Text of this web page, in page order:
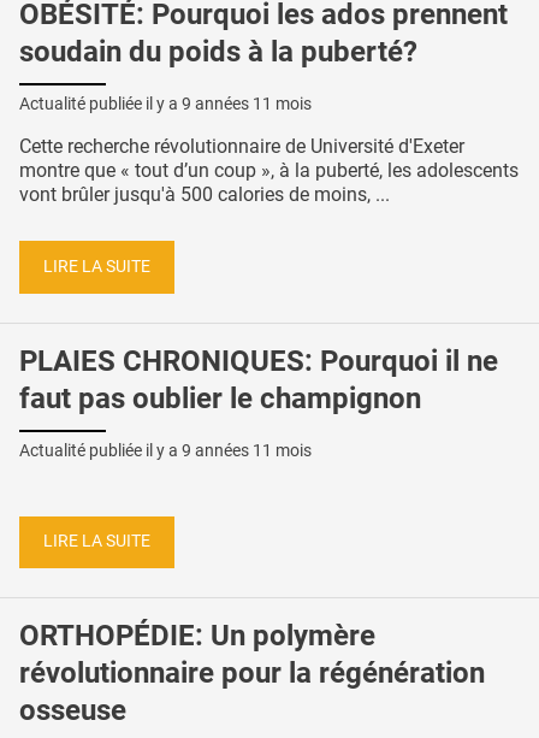
OBÉSITÉ: Pourquoi les ados prennent
soudain du poids à la puberté?
Actualité publiée il y a 9 années 11 mois
Cette recherche révolutionnaire de Université d'Exeter
montre que « tout d’un coup », à la puberté, les adolescents
vont brûler jusqu'à 500 calories de moins, ...
LIRE LA SUITE
PLAIES CHRONIQUES: Pourquoi il ne
faut pas oublier le champignon
Actualité publiée il y a 9 années 11 mois
LIRE LA SUITE
ORTHOPÉDIE: Un polymère
révolutionnaire pour la régénération
osseuse